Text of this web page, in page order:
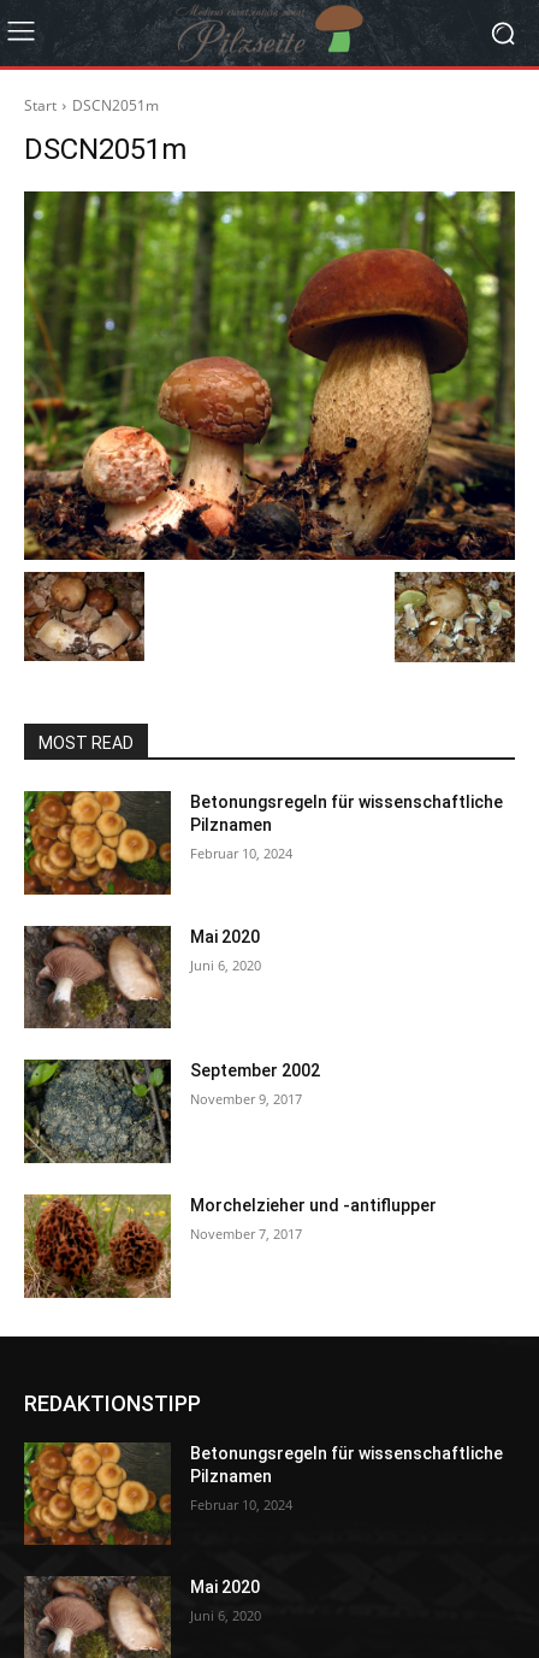
Start DSCN2051m
DSCN2051m
MOST READ
Betonungsregeln für wissenschaftliche
Pilznamen
Februar 10, 2024
Mai 2020
Juni 6, 2020
September 2002
November 9, 2017
Morchelzieher und -antiflupper
November 7, 2017
REDAKTIONSTIPP
Betonungsregeln für wissenschaftliche
Pilznamen
Februar 10, 2024
Mai 2020
Juni 6, 2020